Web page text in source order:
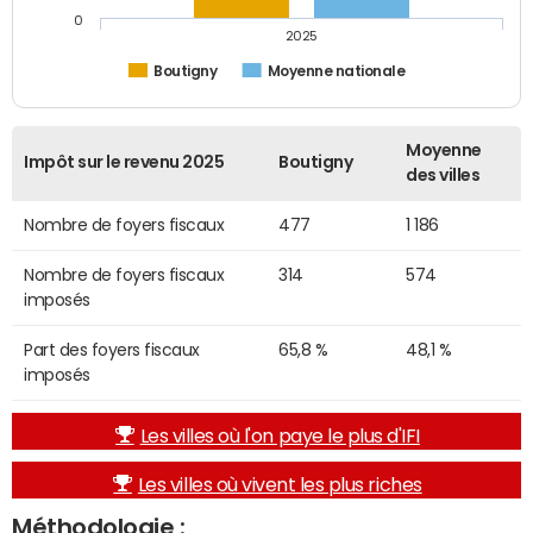
Boutigny Moyenne nationale
2025
0
Impôt sur le revenu 2025 Boutigny
Moyenne
des villes
Nombre de foyers fiscaux 477 1 186
Nombre de foyers fiscaux
imposés
314 574
Part des foyers fiscaux
imposés
65,8 % 48,1 %
Les villes où l'on paye le plus d'IFI
Les villes où vivent les plus riches
Méthodologie :